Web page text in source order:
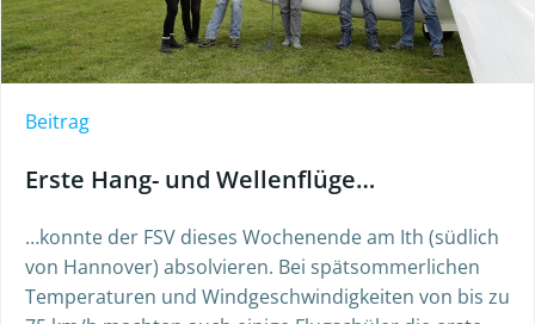
Beitrag
Erste Hang- und Wellenflüge…
…konnte der FSV dieses Wochenende am Ith (südlich
von Hannover) absolvieren. Bei spätsommerlichen
Temperaturen und Windgeschwindigkeiten von bis zu